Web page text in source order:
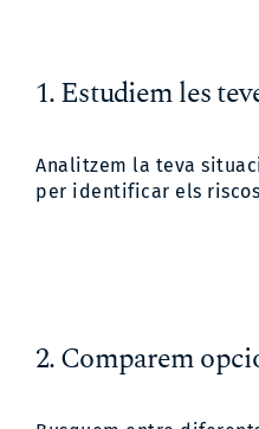
1. Estudiem les
Analitzem la teva
per identificar els
2. Comparem